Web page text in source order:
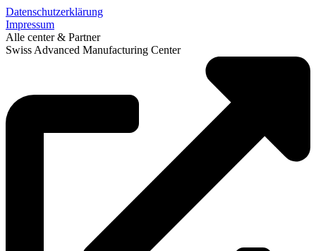
Datenschutzerklärung
Impressum
Alle center & Partner
Swiss Advanced Manufacturing Center